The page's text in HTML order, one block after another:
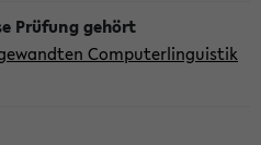
Computerlinguistik